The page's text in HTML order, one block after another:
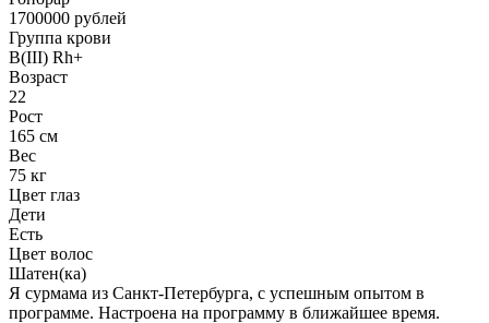
1700000 рублей
Группа крови
B(III) Rh+
Возраст
22
Рост
165 см
Вес
75 кг
Цвет глаз
Дети
Есть
Цвет волос
Шатен(ка)
Я сурмама из Санкт-Петербурга, с успешным опытом в
программе. Настроена на программу в ближайшее время.